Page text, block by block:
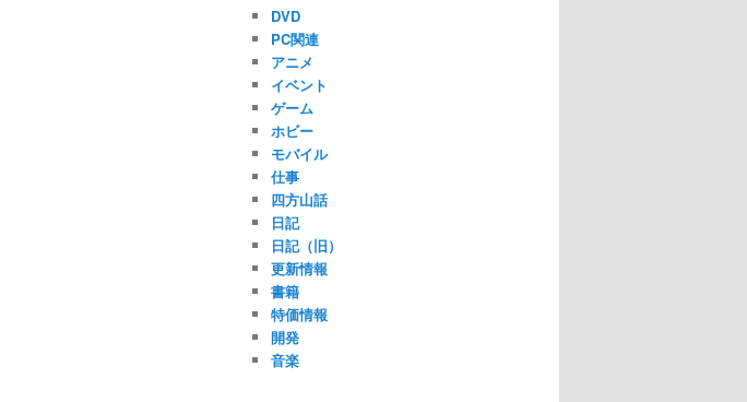
DVD
PC関連
アニメ
イベント
ゲーム
ホビー
モバイル
仕事
四方山話
日記
日記（旧）
更新情報
書籍
特価情報
開発
音楽